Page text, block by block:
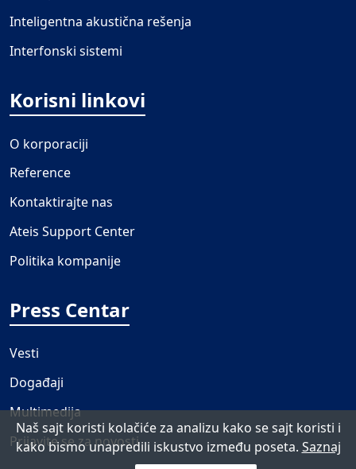
Inteligentna akustična rešenja
Interfonski sistemi
Korisni linkovi
O korporaciji
Reference
Kontaktirajte nas
Ateis Support Center
Politika kompanije
Press Centar
Vesti
Događaji
Multimedija
Prijavite se za novosti
Naš sajt koristi kolačiće za analizu kako se sajt koristi i
kako bismo unapredili iskustvo između poseta. Saznaj